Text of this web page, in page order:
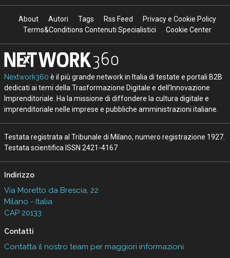
About Autori Tags Rss Feed
Privacy e Cookie Policy
Terms&Conditions Contenuti Specialistici
Cookie Center
Nextwork360 è il più grande network in Italia di testate e portali B2B
dedicati ai temi della Trasformazione Digitale e dell’Innovazione
Imprenditoriale. Ha la missione di diffondere la cultura digitale e
imprenditoriale nelle imprese e pubbliche amministrazioni italiane.
Testata registrata al Tribunale di Milano, numero registrazione 1927.
Testata scientifica ISSN 2421-4167
Indirizzo
Via Moretto da Brescia, 22
Milano - Italia
CAP 20133
Contatti
Contatta il nostro team per maggiori informazioni